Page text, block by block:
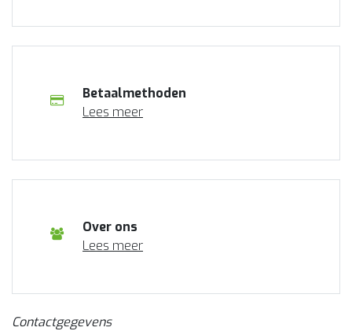
Betaalmethoden
Lees meer
Over ons
Lees meer
Contactgegevens